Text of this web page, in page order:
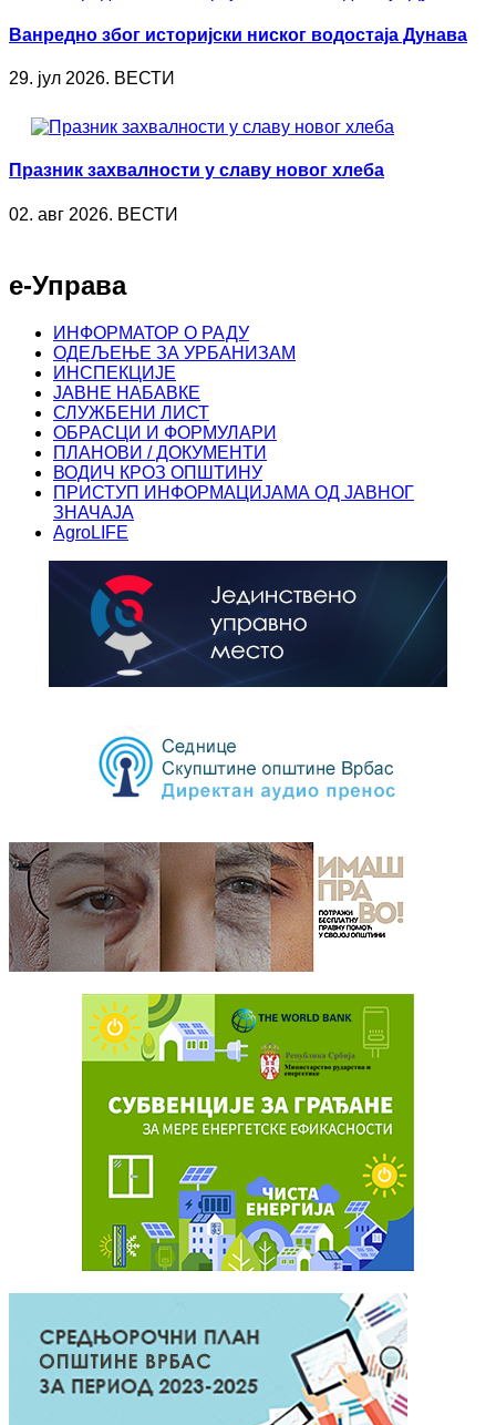
Ванредно због историјски ниског водостаја Дунава
29. јул 2026. ВЕСТИ
Празник захвалности у славу новог хлеба
02. авг 2026. ВЕСТИ
е-Управа
ИНФОРМАТОР О РАДУ
ОДЕЉЕЊЕ ЗА УРБАНИЗАМ
ИНСПЕКЦИЈЕ
ЈАВНЕ НАБАВКЕ
СЛУЖБЕНИ ЛИСТ
ОБРАСЦИ И ФОРМУЛАРИ
ПЛАНОВИ / ДОКУМЕНТИ
ВОДИЧ КРОЗ ОПШТИНУ
ПРИСТУП ИНФОРМАЦИЈАМА ОД ЈАВНОГ
ЗНАЧАЈА
AgroLIFE